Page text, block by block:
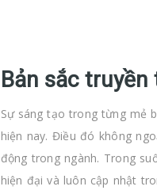
Bản sắc
Sự sáng tạo trong từng mẻ
hiện nay. Điều đó không
động trong ngành. Trong
hiện đại và luôn cập nhật